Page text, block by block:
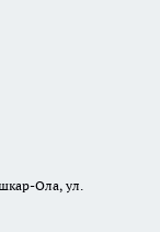
Ола, ул.